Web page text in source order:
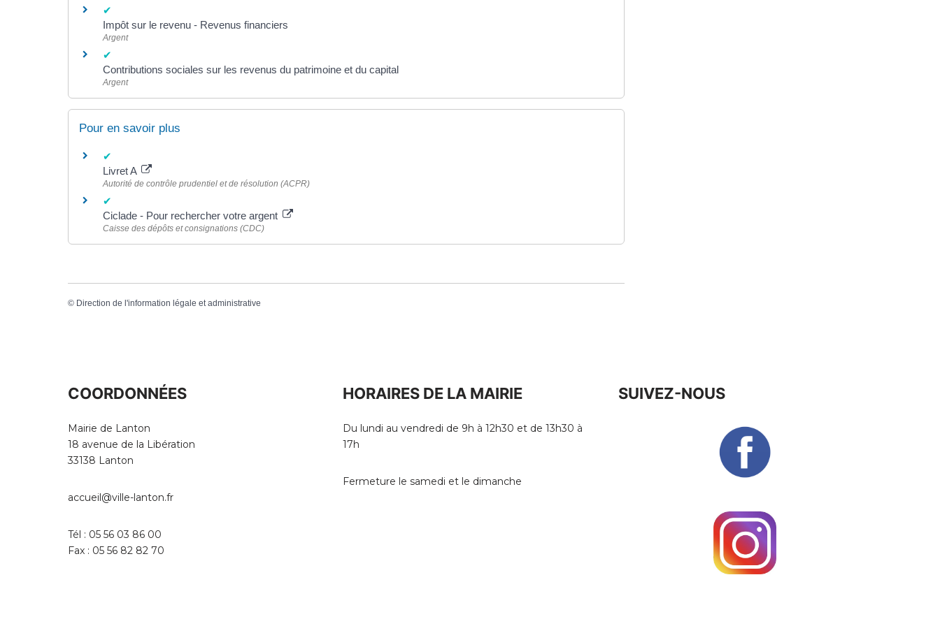
Impôt sur le revenu - Revenus financiers
Argent
Contributions sociales sur les revenus du patrimoine et du capital
Argent
Pour en savoir plus
Livret A
Autorité de contrôle prudentiel et de résolution (ACPR)
Ciclade - Pour rechercher votre argent
Caisse des dépôts et consignations (CDC)
© Direction de l'information légale et administrative
COORDONNÉES
Mairie de Lanton
18 avenue de la Libération
33138 Lanton
accueil@ville-lanton.fr
Tél : 05 56 03 86 00
Fax : 05 56 82 82 70
HORAIRES DE LA MAIRIE
Du lundi au vendredi de 9h à 12h30 et de 13h30 à
17h
Fermeture le samedi et le dimanche
SUIVEZ-NOUS